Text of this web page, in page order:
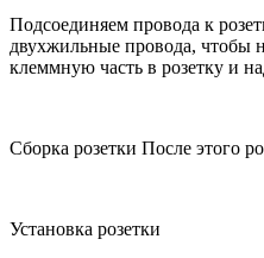
Подсоединяем провода к
двухжильные провода, чтобы
клеммную часть в розетку и
Сборка розетки После этого
Установка розетки